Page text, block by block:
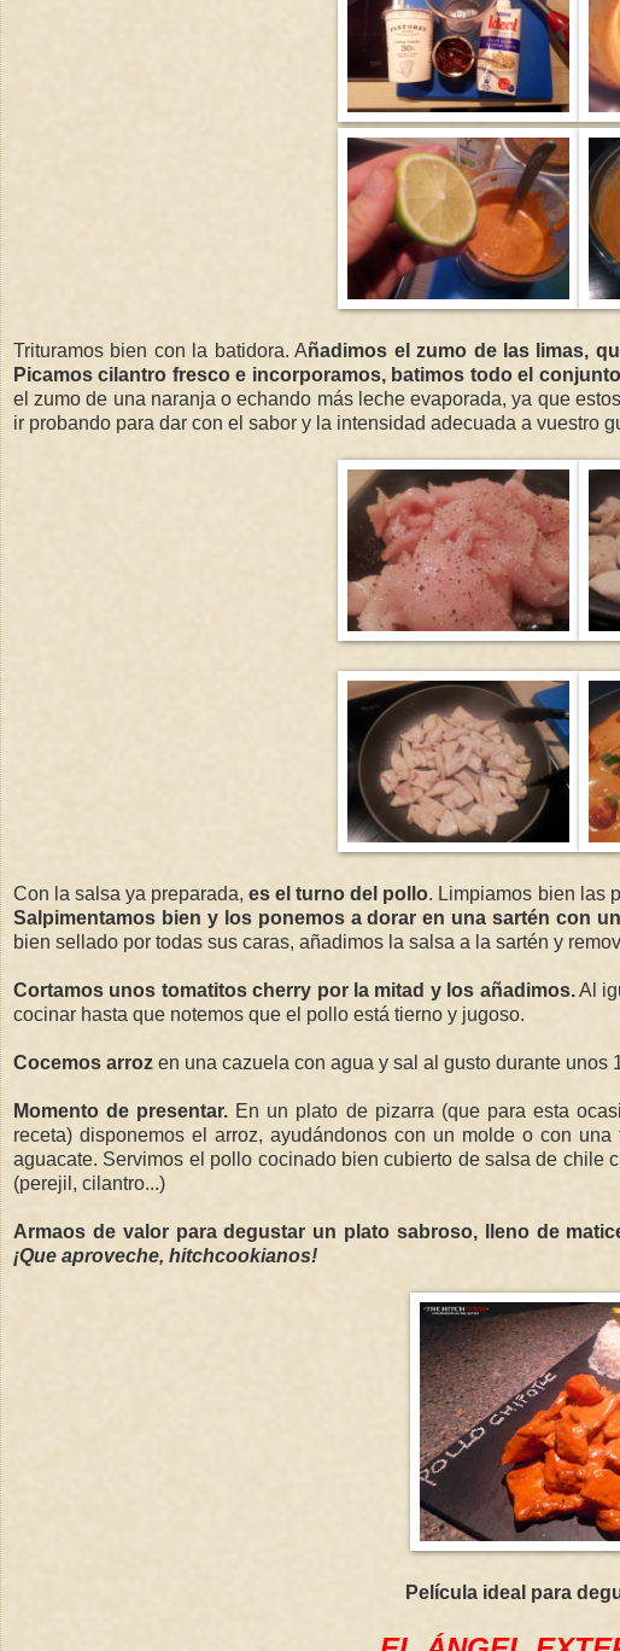
Trituramos bien con la batidora. Añadimos el zumo de las limas,
Picamos cilantro fresco e incorporamos, batimos todo el
el zumo de una naranja o echando más leche evaporada, ya que
ir probando para dar con el sabor y la intensidad adecuada a vuestro
Con la salsa ya preparada,es el turno del pollo. Limpiamos bien las
Salpimentamos bien y los ponemos a dorar en una sartén con
bien sellado por todas sus caras, añadimos la salsa a la sartén y
Cortamos unos tomatitos cherry por la mitad y los añadimos.Al
cocinar hasta que notemos que el pollo está tierno y jugoso.
Cocemos arroz en una cazuela con agua y sal al gusto durante unos
Momento de presentar. En un plato de pizarra (que para esta
receta) disponemos el arroz, ayudándonos con un molde o con
aguacate. Servimos el pollo cocinado bien cubierto de salsa de chile
(perejil, cilantro...)
Armaos de valor para degustar un plato sabroso, lleno de
¡Que aproveche, hitchcookianos!
Película ideal para